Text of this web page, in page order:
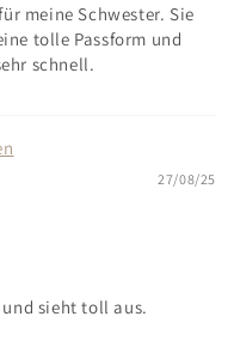
meine Schwester. Sie
tolle Passform und
schnell.
27/08/25
sieht toll aus.